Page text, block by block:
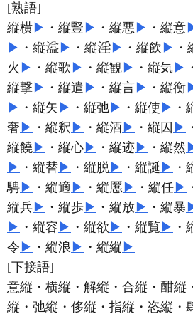
[熟語]
縦横 ▶ ・縦豎 ▶ ・縦悪 ▶ ・縦意
▶ ・縦 ▶ ・縦 ▶ ・縦飲 ▶ ・
火 ▶ ・縦歌 ▶ ・縦観 ▶ ・縦気 ▶
縦撃 ▶ ・縦遣 ▶ ・縦言 ▶ ・縦衡
▶ ・縦矢 ▶ ・縦弛 ▶ ・縦使 ▶ ・
奢 ▶ ・縦釈 ▶ ・縦酒 ▶ ・縦囚 ▶
縦饒 ▶ ・縦心 ▶ ・縦迹 ▶ ・縦然
▶ ・縦替 ▶ ・縦脱 ▶ ・縦誕 ▶ ・
騁 ▶ ・縦適 ▶ ・縦 ▶ ・縦任 ▶
縦兵 ▶ ・縦歩 ▶ ・縦放 ▶ ・縦暴
▶ ・縦容 ▶ ・縦欲 ▶ ・縦覧 ▶ ・
令 ▶ ・縦浪 ▶ ・縦縦 ▶
[下接語]
意縦・横縦・解縦・合縦・
縦
縦・弛縦・侈縦・指縦・恣縦・